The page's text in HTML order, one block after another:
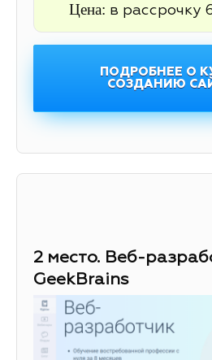
Цена: в рассрочку
ПОДРОБНЕЕ О
СОЗДАНИЮ
2 место. Веб-
GeekBrains